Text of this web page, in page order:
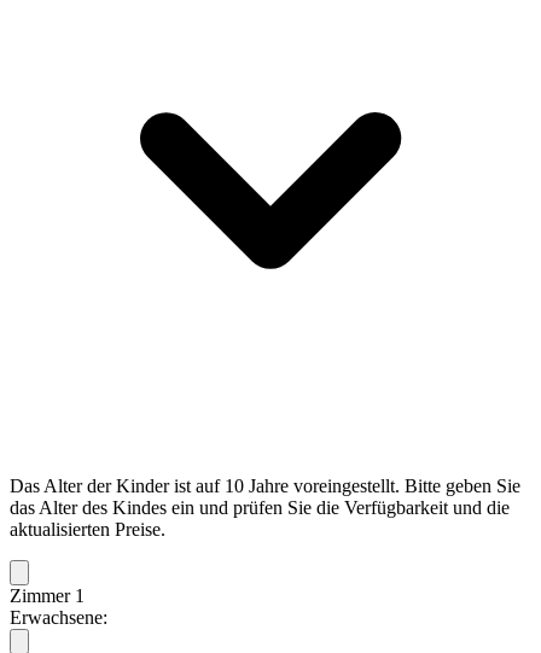
Das Alter der Kinder ist auf 10 Jahre voreingestellt. Bitte geben Sie
das Alter des Kindes ein und prüfen Sie die Verfügbarkeit und die
aktualisierten Preise.
Zimmer 1
Erwachsene: